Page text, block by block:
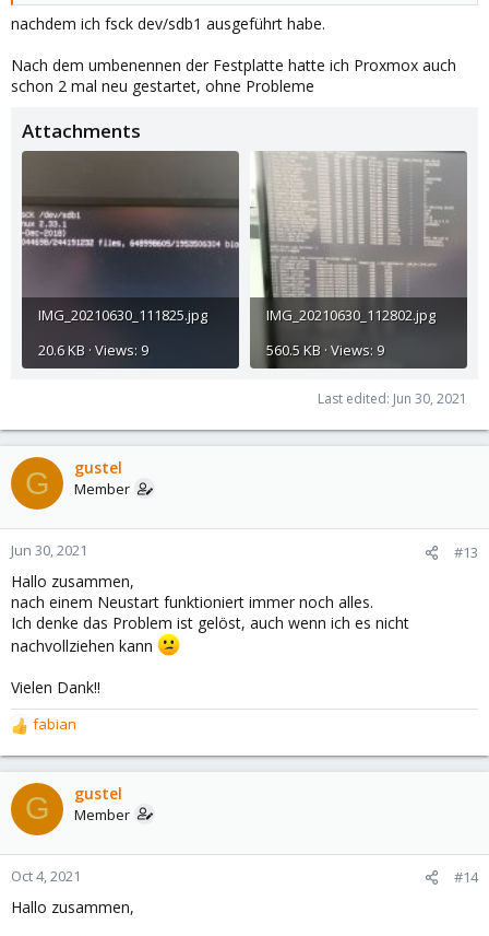
nachdem ich fsck dev/sdb1 ausgeführt habe.
Nach dem umbenennen der Festplatte hatte ich Proxmox auch
schon 2 mal neu gestartet, ohne Probleme
Attachments
IMG_20210630_111825.jpg
20.6 KB · Views: 9
IMG_20210630_112802.jpg
560.5 KB · Views: 9
Last edited: Jun 30, 2021
G gustel
Member
Jun 30, 2021 #13
Hallo zusammen,
nach einem Neustart funktioniert immer noch alles.
Ich denke das Problem ist gelöst, auch wenn ich es nicht
nachvollziehen kann
Vielen Dank!!
R
e
a
c
t
o
n
:
fabian
G gustel
Member
Oct 4, 2021 #14
Hallo zusammen,